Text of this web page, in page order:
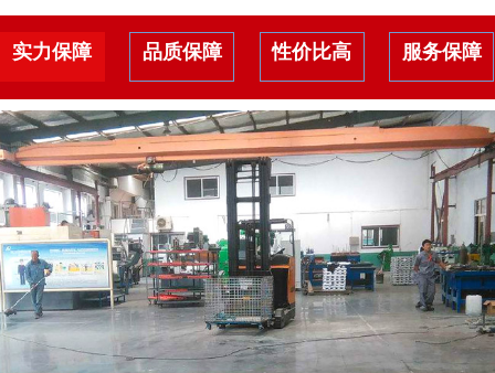
实力保障 品质保障 性价比高 服务保障